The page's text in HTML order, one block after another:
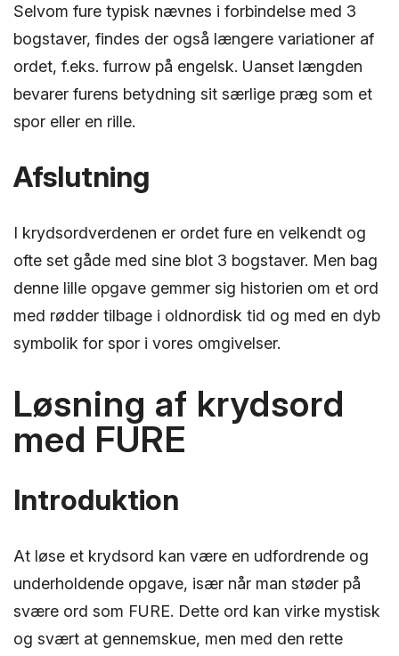
Selvom fure typisk nævnes i forbindelse med 3
bogstaver, findes der også længere variationer af
ordet, f.eks. furrow på engelsk. Uanset længden
bevarer furens betydning sit særlige præg som et
spor eller en rille.
Afslutning
I krydsordverdenen er ordet fure en velkendt og
ofte set gåde med sine blot 3 bogstaver. Men bag
denne lille opgave gemmer sig historien om et ord
med rødder tilbage i oldnordisk tid og med en dyb
symbolik for spor i vores omgivelser.
Løsning af krydsord
med FURE
Introduktion
At løse et krydsord kan være en udfordrende og
underholdende opgave, især når man støder på
svære ord som FURE. Dette ord kan virke mystisk
og svært at gennemskue, men med den rette